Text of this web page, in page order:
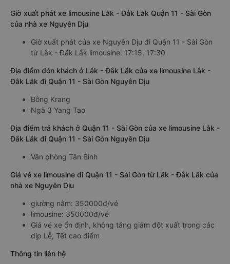
Giờ xuất phát xe limousine Lắk - Đắk Lắk Quận 11 - Sài Gòn
của nhà xe Nguyên Dịu
Giờ xuất phát của xe Nguyên Dịu đi Quận 11 - Sài Gòn
từ Lắk - Đắk Lắk limousine: 17:15, 17:30
Địa điểm đón khách ở Lắk - Đắk Lắk của xe limousine Lắk -
Đắk Lắk đi Quận 11 - Sài Gòn Nguyên Dịu
Bông Krang
Ngã 3 Yang Tao
Địa điểm trả khách ở Quận 11 - Sài Gòn của xe limousine Lắk -
Đắk Lắk đi Quận 11 - Sài Gòn Nguyên Dịu
Văn phòng Tân Bình
Giá vé xe limousine đi Quận 11 - Sài Gòn từ Lắk - Đắk Lắk của
nhà xe Nguyên Dịu
giường nằm: 350000đ/vé
limousine: 350000đ/vé
Giá vé xe ổn định, không tăng giảm đột xuất trong các
dịp Lễ, Tết cao điểm
Thông tin liên hệ